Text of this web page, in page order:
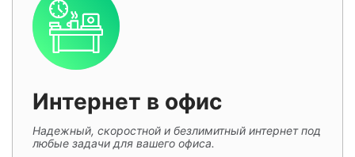
Интернет в офис
Надежный, скоростной и безлимитный интернет под
любые задачи для вашего офиса.